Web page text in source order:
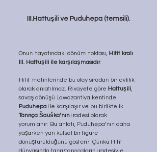
III.Hattuşili ve Puduhepa (temsili).
Onun hayatındaki dönüm noktası, Hitit kralı
III. Hattuşili ile karşılaşmasıdır.
Hitit metinlerinde bu olay sıradan bir evlilik
olarak anlatılmaz. Rivayete göre Hattuşili,
savaş dönüşü Lawazantiya kentinde
Puduhepa ile karşılaşır ve bu birliktelik
Tanrıça Šauška’nın iradesi olarak
yorumlanır. Bu anlatı, Puduhepa’nın daha
yaşarken yarı kutsal bir figüre
dönüştürüldüğünü gösterir. Çünkü Hitit
dünyasında tanrı/tanrıçaların iradesiyle